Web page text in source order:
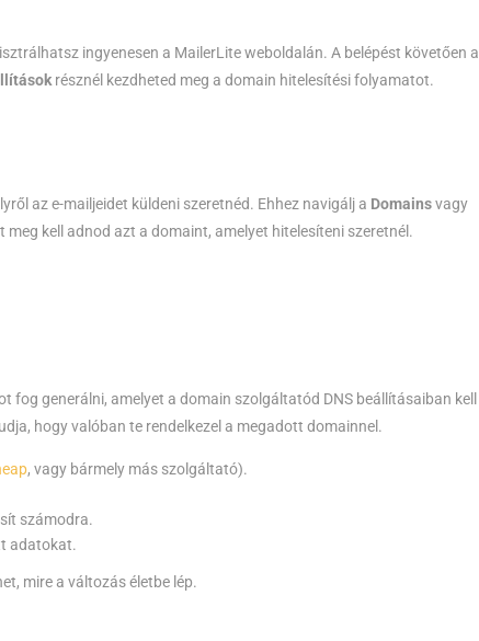
ingyenesen a MailerLite weboldalán. A belépést követően a
résznél kezdheted meg a domain hitelesítési folyamatot.
az e-mailjeidet küldeni szeretnéd. Ehhez navigálj a Domainsvagy
meg kell adnod azt a domaint, amelyet hitelesíteni szeretnél.
fog generálni, amelyet a domain szolgáltatód DNS beállításaiban kell
hogy valóban te rendelkezel a megadott domainnel.
, vagy bármely más szolgáltató).
számodra.
adatokat.
mire a változás életbe lép.